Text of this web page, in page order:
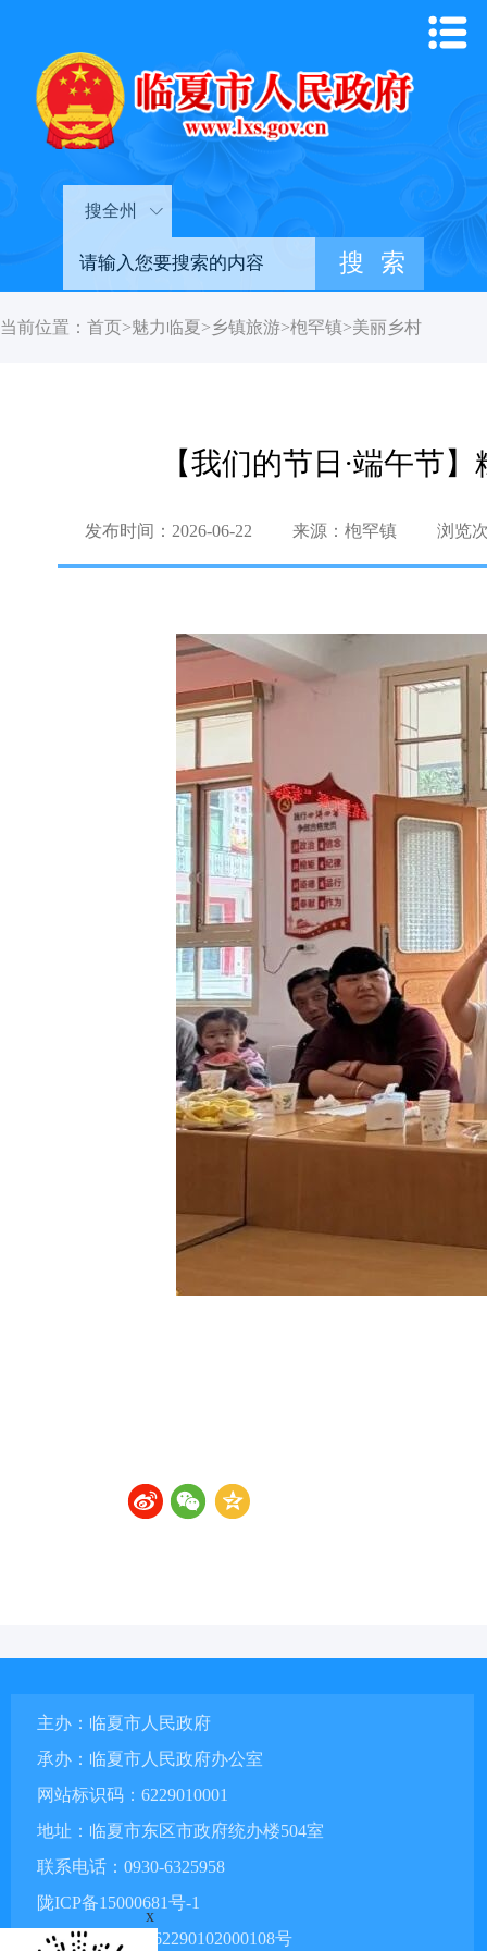
搜全州
当前位置： 首页>魅力临夏>乡镇旅游>枹罕镇>美丽乡村
【我们的节日·端午节
发布时间：2026-06-22 来源：枹罕镇 浏览
主办：临夏市人民政府
承办：临夏市人民政府办公室
网站标识码：6229010001
地址：临夏市东区市政府统办楼504室
联系电话：0930-6325958
陇ICP备15000681号-1
甘公网安备 62290102000108号
x